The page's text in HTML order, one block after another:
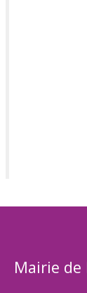
Mairie de